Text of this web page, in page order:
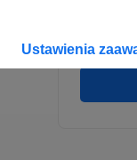
Ustawienia